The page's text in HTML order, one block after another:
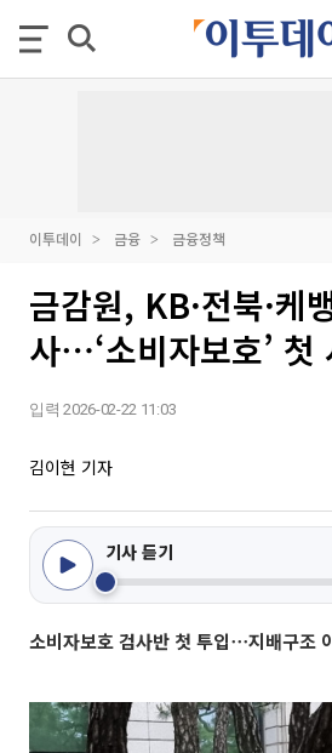
이투데이 금융 금융정책
금감원, KB·전북·케
사⋯‘소비자보호’ 첫
입력 2026-02-22 11:03
김이현 기자
기사 듣기
소비자보호 검사반 첫 투입⋯지배구조